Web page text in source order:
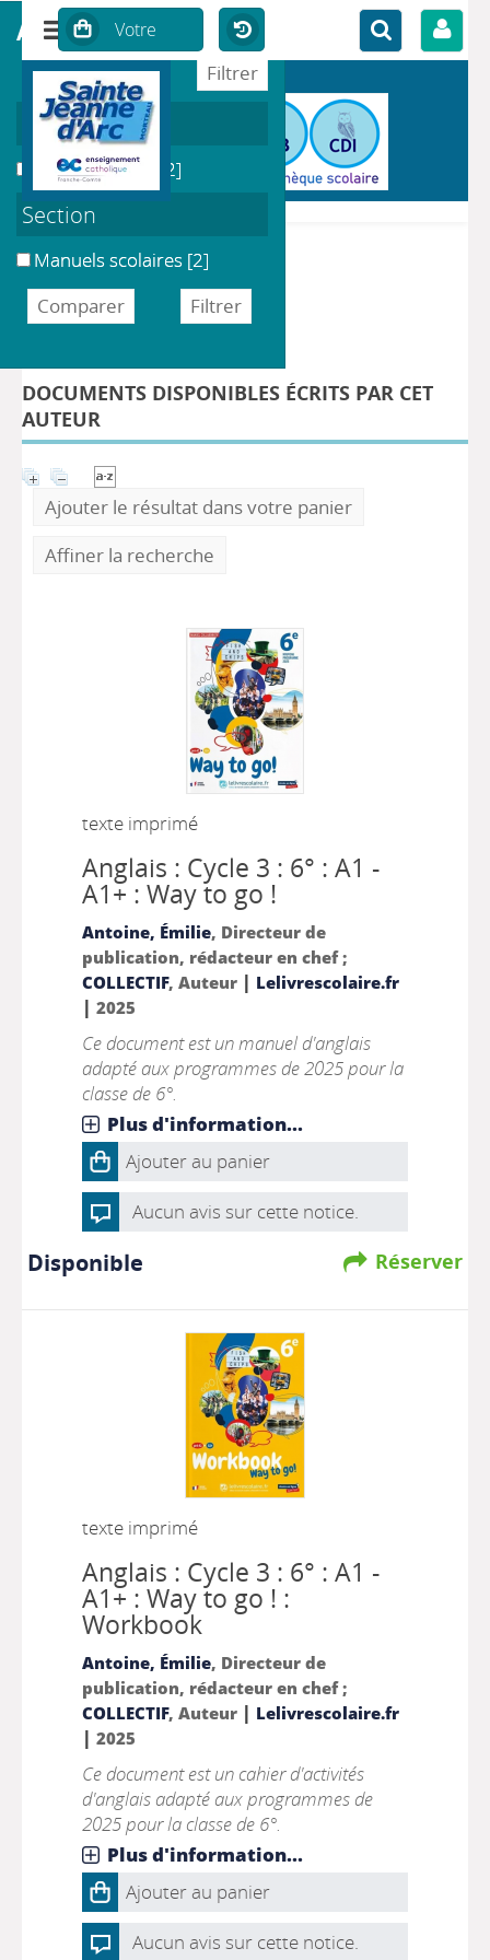
DÉTAIL DE L'AUTEUR
Auteur Antoine, Émilie
DOCUMENTS DISPONIBLES ÉCRITS PAR CET
AUTEUR
Ajouter le résultat dans votre panier
Affiner la recherche
texte imprimé
Anglais : Cycle 3 : 6° : A1 -
A1+ : Way to go !
Antoine, Émilie, Directeur de
publication, rédacteur en chef ;
COLLECTIF, Auteur | Lelivrescolaire.fr
| 2025
Ce document est un manuel d'anglais
adapté aux programmes de 2025 pour la
classe de 6°.
Plus d'information...
Ajouter au panier
Aucun avis sur cette notice.
Réserver
Disponible
texte imprimé
Anglais : Cycle 3 : 6° : A1 -
A1+ : Way to go ! :
Workbook
Antoine, Émilie, Directeur de
publication, rédacteur en chef ;
COLLECTIF, Auteur | Lelivrescolaire.fr
| 2025
Ce document est un cahier d'activités
d'anglais adapté aux programmes de
2025 pour la classe de 6°.
Plus d'information...
Ajouter au panier
Aucun avis sur cette notice.
affiner ou comparer
Localisation
CDI du Collège [2]
Section
Manuels scolaires [2]